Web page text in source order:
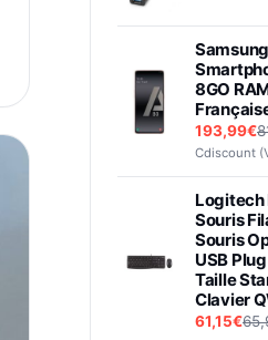
8GO
193,99€
Cdiscount
Logitech
Souris
Souris
USB
Taille
Clavier
61,15€